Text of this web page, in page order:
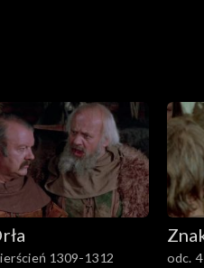
1309-1312
odc.